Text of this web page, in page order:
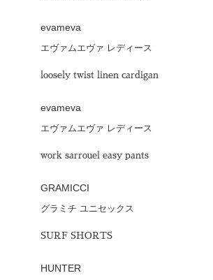
evameva
エヴァムエヴァ レディース
loosely twist linen cardigan
evameva
エヴァムエヴァ レディース
work sarrouel easy pants
GRAMICCI
グラミチ ユニセックス
SURF SHORTS
HUNTER